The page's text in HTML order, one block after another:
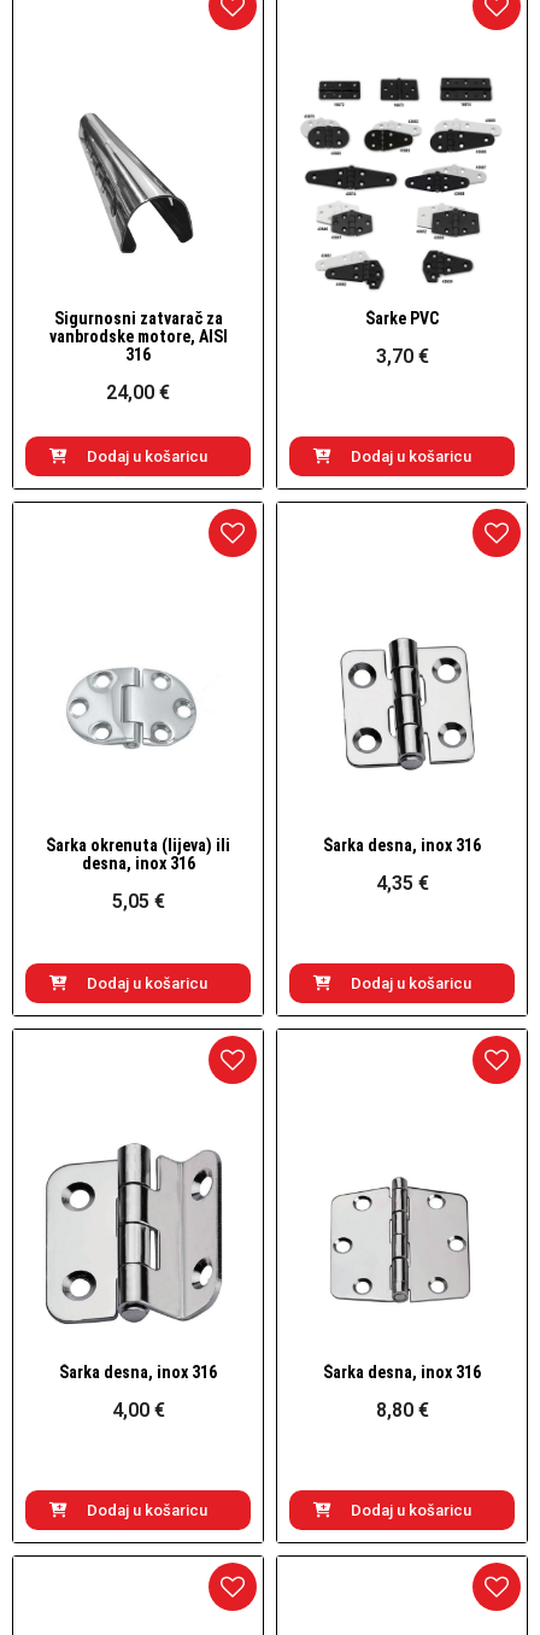
Brzi pogled
Sigurnosni zatvarač za
vanbrodske motore, AISI
316
24,00 €
Dodaj u košaricu
Brzi pogled
Šarke PVC
3,70 €
Dodaj u košaricu
Brzi pogled
Šarka okrenuta (lijeva) ili
desna, inox 316
5,05 €
Dodaj u košaricu
Brzi pogled
Šarka desna, inox 316
4,35 €
Dodaj u košaricu
Brzi pogled
Šarka desna, inox 316
4,00 €
Dodaj u košaricu
Brzi pogled
Šarka desna, inox 316
8,80 €
Dodaj u košaricu